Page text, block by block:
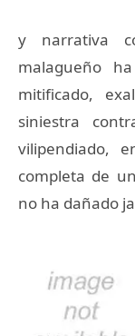
y narrativa
malagueño
mitificado,
siniestra
vilipendiado,
completa de
no ha dañado